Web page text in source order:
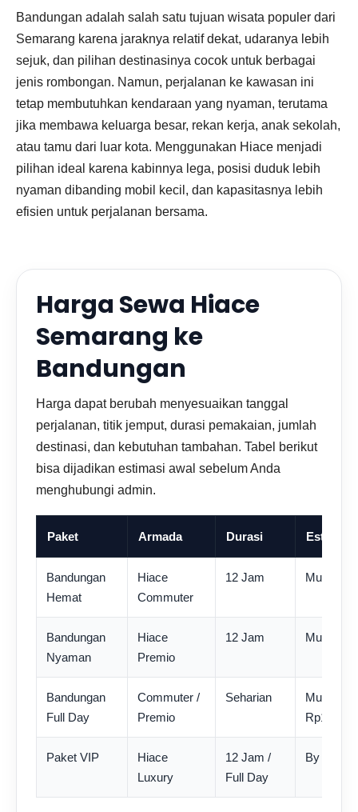
Bandungan adalah salah satu tujuan wisata populer dari
Semarang karena jaraknya relatif dekat, udaranya lebih
sejuk, dan pilihan destinasinya cocok untuk berbagai
jenis rombongan. Namun, perjalanan ke kawasan ini
tetap membutuhkan kendaraan yang nyaman, terutama
jika membawa keluarga besar, rekan kerja, anak sekolah,
atau tamu dari luar kota. Menggunakan Hiace menjadi
pilihan ideal karena kabinnya lega, posisi duduk lebih
nyaman dibanding mobil kecil, dan kapasitasnya lebih
efisien untuk perjalanan bersama.
Harga Sewa Hiace
Semarang ke
Bandungan
Harga dapat berubah menyesuaikan tanggal
perjalanan, titik jemput, durasi pemakaian, jumlah
destinasi, dan kebutuhan tambahan. Tabel berikut
bisa dijadikan estimasi awal sebelum Anda
menghubungi admin.
Paket Armada Durasi Estimasi
Bandungan
Hemat
Hiace
Commuter
12 Jam Mulai
Bandungan
Nyaman
Hiace
Premio
12 Jam Mulai
Bandungan
Full Day
Commuter /
Premio
Seharian
Mulai
Paket VIP
Hiace
Luxury
12 Jam /
Full Day
By